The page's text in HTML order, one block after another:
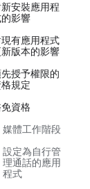
安裝應用程
影響
有應用程式
版本的影響
授予權限的
規定
資格
媒體工作階段
設定為自行管
理通話的應用
程式